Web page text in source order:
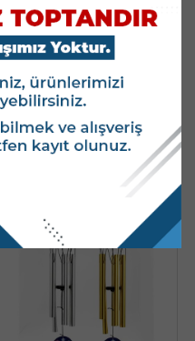
Metal Nazar Boncuğu Rüzgar
Çanı Alk5328
Stok Miktarı : 420 ADET
Fiyatları Görmek İçin
Kullanıcı Girişi Yapınız.